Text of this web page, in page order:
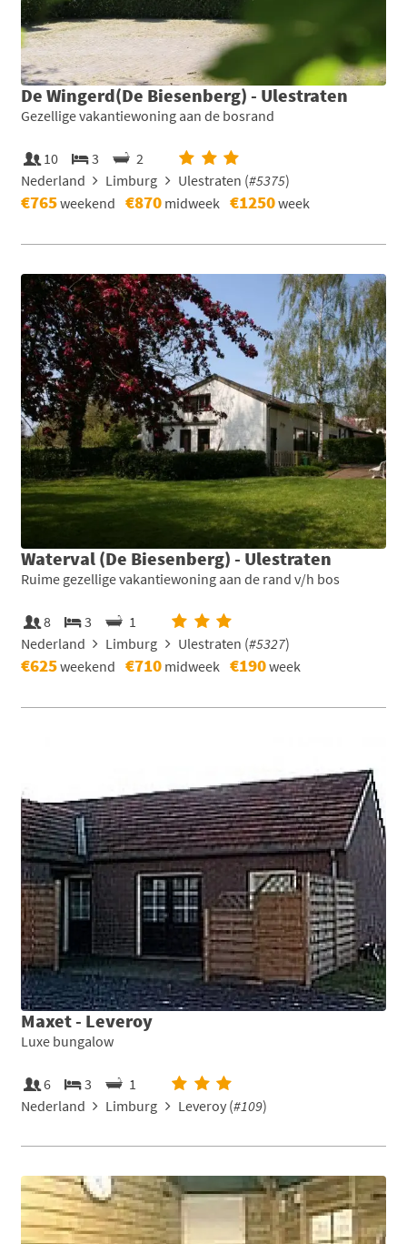
De Wingerd(De Biesenberg) - Ulestraten
Gezellige vakantiewoning aan de bosrand
10 3
2
Nederland
Limburg Ulestraten (#5375)
€765weekend €870 midweek €1250week
Waterval (De Biesenberg) - Ulestraten
Ruime gezellige vakantiewoning aan de rand v/h bos
8 3
1
Nederland
Limburg Ulestraten (#5327)
€625weekend €710 midweek €190week
Maxet - Leveroy
Luxe bungalow
6 3
1
Nederland
Limburg Leveroy (#109)